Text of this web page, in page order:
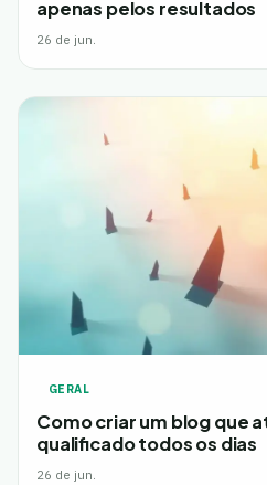
apenas pelos resultados
26 de jun.
GERAL
Como criar um blog que
qualificado todos os dias
26 de jun.